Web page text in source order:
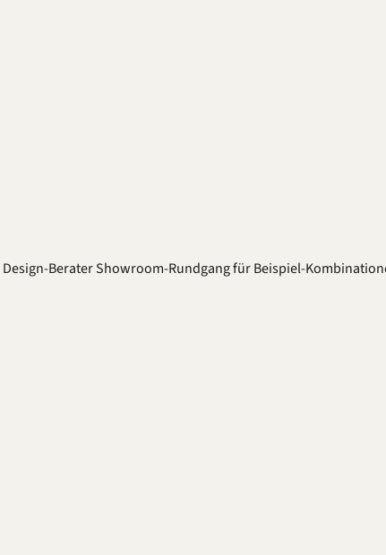
Design-BeraterShowroom-Rundgang für Beispiel-